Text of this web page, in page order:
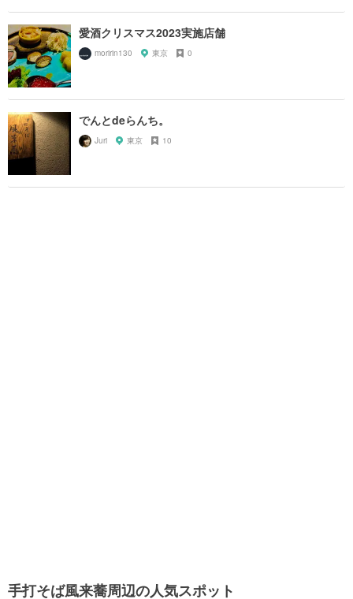
愛酒クリスマス2023実施店舗
moririn130 東京 0
でんとdeらんち。
Juri 東京 10
手打そば風来蕎周辺の人気スポット